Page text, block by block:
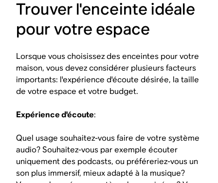
Trouver l'enceinte idéale
pour votre espace
Lorsque vous choisissez des enceintes pour votre
maison, vous devez considérer plusieurs facteurs
importants: l'expérience d'écoute désirée, la taille
de votre espace et votre budget.
Expérience d'écoute:
Quel usage souhaitez-vous faire de votre système
audio? Souhaitez-vous par exemple écouter
uniquement des podcasts, ou préféreriez-vous un
son plus immersif, mieux adapté à la musique?